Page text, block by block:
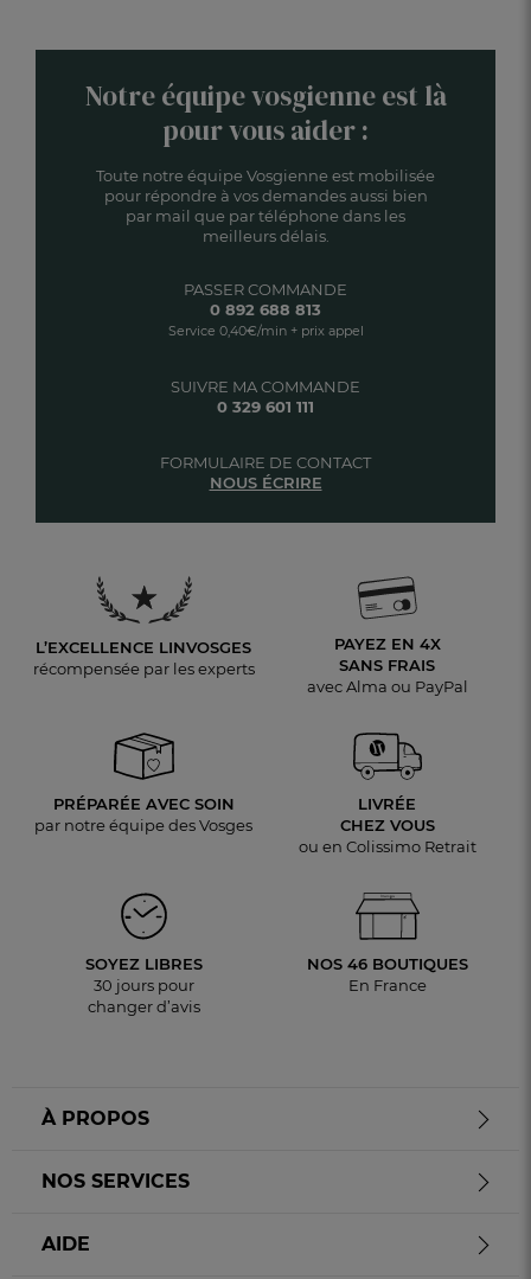
Notre équipe vosgienne est là
pour vous aider :
Toute notre équipe Vosgienne est mobilisée
pour répondre à vos demandes aussi bien
par mail que par téléphone dans les
meilleurs délais.
SUIVRE MA COMMANDE
0 329 601 111
PASSER COMMANDE
0 892 688 813
Service 0,40€/min + prix appel
FORMULAIRE DE CONTACT
NOUS ÉCRIRE
L’EXCELLENCE LINVOSGES
récompensée par les experts
PAYEZ EN 4X
SANS FRAIS
avec Alma ou PayPal
PRÉPARÉE AVEC SOIN
par notre équipe des Vosges
LIVRÉE
CHEZ VOUS
ou en Colissimo Retrait
SOYEZ LIBRES
30 jours pour
changer d’avis
NOS 46 BOUTIQUES
En France
À PROPOS
NOS SERVICES
AIDE